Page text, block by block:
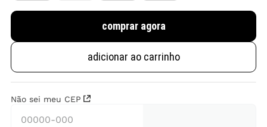
comprar agora
adicionar ao carrinho
Não sei meu CEP